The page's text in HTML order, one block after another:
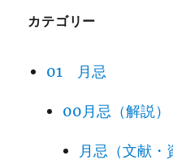
カテゴリー
01 月忌
00月忌（解説）
月忌（文献・